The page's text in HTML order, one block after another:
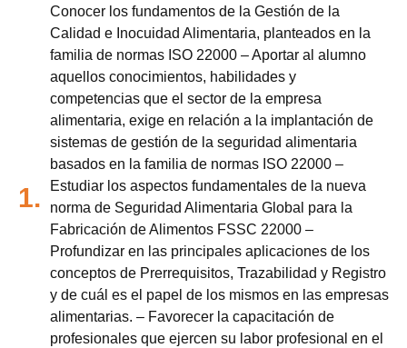
1.
Conocer los fundamentos de la Gestión de la
Calidad e Inocuidad Alimentaria, planteados en la
familia de normas ISO 22000 – Aportar al alumno
aquellos conocimientos, habilidades y
competencias que el sector de la empresa
alimentaria, exige en relación a la implantación de
sistemas de gestión de la seguridad alimentaria
basados en la familia de normas ISO 22000 –
Estudiar los aspectos fundamentales de la nueva
norma de Seguridad Alimentaria Global para la
Fabricación de Alimentos FSSC 22000 –
Profundizar en las principales aplicaciones de los
conceptos de Prerrequisitos, Trazabilidad y Registro
y de cuál es el papel de los mismos en las empresas
alimentarias. – Favorecer la capacitación de
profesionales que ejercen su labor profesional en el